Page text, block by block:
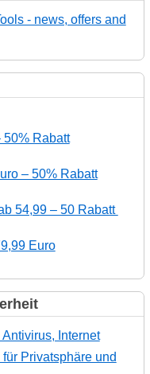
- news, offers and
50% Rabatt
– 50% Rabatt
54,99 – 50 Rabatt
Euro
Internet
Privatsphäre und